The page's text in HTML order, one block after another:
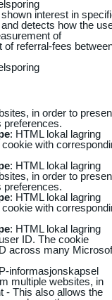
interest in
detects how the
of
referral-fees
in order to
preferences.
: HTML lokal lagring
with
: HTML lokal lagring
in order to
preferences.
: HTML lokal lagring
with
: HTML lokal lagring
ID. The cookie
across many
informasjonskapsel
multiple websites, in
- This also allows the